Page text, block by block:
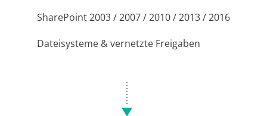
SharePoint 2003 / 2007 / 2010 / 2013 / 2016
Dateisysteme & vernetzte Freigaben